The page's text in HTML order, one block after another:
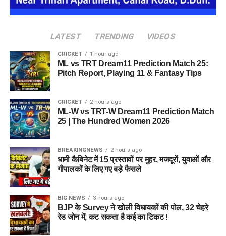
का अनुभव हो सके। प्रस्तावित परिसर में कुल 16 घर विकसित किए
जाएंगे, जिनमें करीब 88 लोगों के रहने की व्यवस्था होगी।
जेल नहीं, रेजिडेंशियल कॉम्प्लेक्स जैसा
होगा माहौल
आलंबन गांव की सबसे खास बात यही होगी कि यहां रहने वाली महिलाओं
और बच्चों को यह महसूस न हो कि वे किसी जेल या बंद संस्थान में रह रहे
LATEST TRENDING VIDEOS
CRICKET 1 hour ago
ML vs TRT Dream11 Prediction Match 25:
Pitch Report, Playing 11 & Fantasy Tips
CRICKET 2 hours ago
ML-W vs TRT-W Dream11 Prediction Match
25 | The Hundred Women 2026
BREAKINGNEWS 2 hours ago
धामी कैबिनेट में 15 प्रस्तावों पर मुहर, मजदूरों, युवाओं और
गौपालकों के लिए गए बड़े फैसले
BIG NEWS 3 hours ago
BJP के Survey ने खोली विधायकों की पोल, 32 चेहरे
रेड जोन में, कट सकता है कई का टिकट !